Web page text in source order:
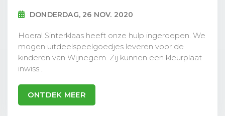
DONDERDAG, 26 NOV. 2020
Hoera! Sinterklaas heeft onze hulp ingeroepen. We
mogen uitdeelspeelgoedjes leveren voor de
kinderen van Wijnegem. Zij kunnen een kleurplaat
inwiss...
ONTDEK MEER